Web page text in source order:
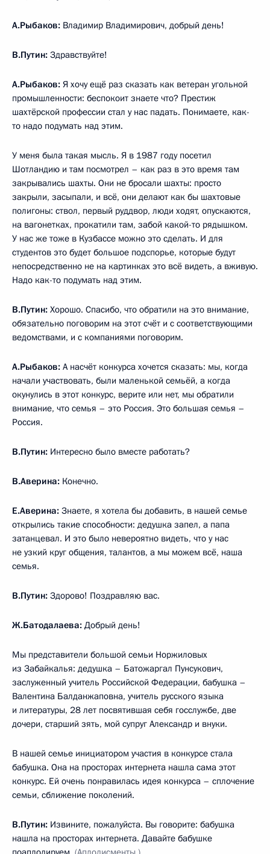
А.Рыбаков: Владимир Владимирович, добрый день!
В.Путин: Здравствуйте!
А.Рыбаков: Я хочу ещё раз сказать как ветеран угольной
промышленности: беспокоит знаете что? Престиж
шахтёрской профессии стал у нас падать. Понимаете, как-
то надо подумать над этим.
У меня была такая мысль. Я в 1987 году посетил
Шотландию и там посмотрел – как раз в это время там
закрывались шахты. Они не бросали шахты: просто
закрыли, засыпали, и всё, они делают как бы шахтовые
полигоны: ствол, первый руддвор, люди ходят, опускаются,
на вагонетках, прокатили там, забой какой-то рядышком.
У нас же тоже в Кузбассе можно это сделать. И для
студентов это будет большое подспорье, которые будут
непосредственно не на картинках это всё видеть, а вживую.
Надо как-то подумать над этим.
В.Путин: Хорошо. Спасибо, что обратили на это внимание,
обязательно поговорим на этот счёт и с соответствующими
ведомствами, и с компаниями поговорим.
А.Рыбаков: А насчёт конкурса хочется сказать: мы, когда
начали участвовать, были маленькой семьёй, а когда
окунулись в этот конкурс, верите или нет, мы обратили
внимание, что семья – это Россия. Это большая семья –
Россия.
В.Путин: Интересно было вместе работать?
В.Аверина: Конечно.
Е.Аверина: Знаете, я хотела бы добавить, в нашей семье
открылись такие способности: дедушка запел, а папа
затанцевал. И это было невероятно видеть, что у нас
не узкий круг общения, талантов, а мы можем всё, наша
семья.
В.Путин: Здорово! Поздравляю вас.
Ж.Батодалаева: Добрый день!
Мы представители большой семьи Норжиловых
из Забайкалья: дедушка – Батожаргал Пунсукович,
заслуженный учитель Российской Федерации, бабушка –
Валентина Балданжаповна, учитель русского языка
и литературы, 28 лет посвятившая себя госслужбе, две
дочери, старший зять, мой супруг Александр и внуки.
В нашей семье инициатором участия в конкурсе стала
бабушка. Она на просторах интернета нашла сама этот
конкурс. Ей очень понравилась идея конкурса – сплочение
семьи, сближение поколений.
В.Путин: Извините, пожалуйста. Вы говорите: бабушка
нашла на просторах интернета. Давайте бабушке